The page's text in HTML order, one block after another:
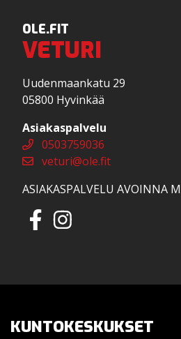
OLE.FIT
VETURI
Uudenmaankatu 29
05800 Hyvinkää
Asiakaspalvelu
0503759036
veturi@ole.fit
ASIAKASPALVELU AVOINNA
KUNTOKESKUKSET